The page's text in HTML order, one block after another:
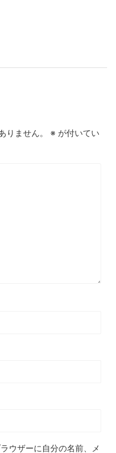
りません。 ※ が付いてい
ウザーに自分の名前、メ